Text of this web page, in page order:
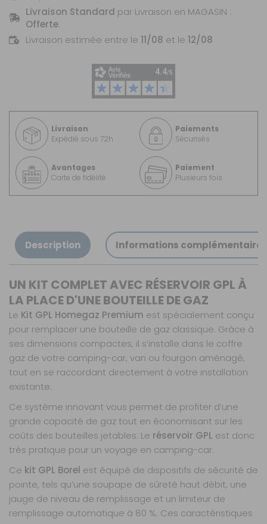
Livraison Standard par Livraison en MAGASIN :
Offerte.
Livraison estimée entre le 11/08 et le 12/08
Livraison
Expédié sous 72h
Paiements
Sécurisés
Avantages
Carte de fidélité
Paiement
Plusieurs fois
Description Informations complémentaires
UN KIT COMPLET AVEC RÉSERVOIR GPL À
LA PLACE D'UNE BOUTEILLE DE GAZ
Le Kit GPL Homegaz Premium est spécialement conçu
pour remplacer une bouteille de gaz classique. Grâce à
ses dimensions compactes, il s’installe dans le coffre
gaz de votre camping-car, van ou fourgon aménagé,
tout en se raccordant directement à votre installation
existante.
Ce système innovant vous permet de profiter d’une
grande capacité de gaz tout en économisant sur les
coûts des bouteilles jetables. Le réservoir GPL est donc
très pratique pour un voyage en camping-car.
Ce kit GPL Borel est équipé de dispositifs de sécurité de
pointe, tels qu’une soupape de sûreté haut débit, une
jauge de niveau de remplissage et un limiteur de
remplissage automatique à 80 %. Ces caractéristiques